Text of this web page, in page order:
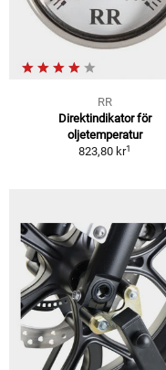
RR
Direktindikator för
oljetemperatur
823,80 kr1